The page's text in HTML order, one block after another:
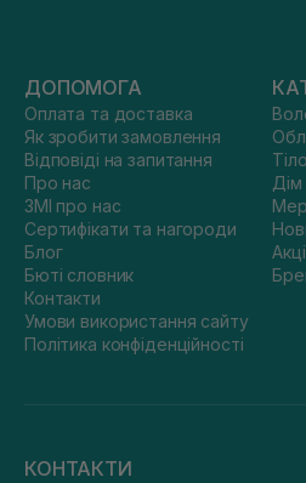
ДОПОМОГА
Оплата та доставка
Як зробити замовлення
Відповіді на запитання
Про нас
ЗМІ про нас
Сертифікати та нагороди
Блог
Бюті словник
Контакти
Умови використання сайту
Політика конфіденційності
Тіло
Дім
КОНТАКТИ